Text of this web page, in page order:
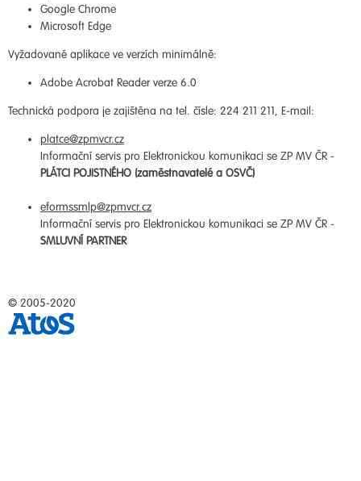
Google Chrome
Microsoft Edge
Vyžadované aplikace ve verzích minimálně:
Adobe Acrobat Reader verze 6.0
Technická podpora je zajištěna na tel. čísle: 224 211 211, E-mail:
platce@zpmvcr.cz
Informační servis pro Elektronickou komunikaci se ZP MV ČR -
PLÁTCI POJISTNÉHO (zaměstnavatelé a OSVČ)
eformssmlp@zpmvcr.cz
Informační servis pro Elektronickou komunikaci se ZP MV ČR -
SMLUVNÍ PARTNER
© 2005-2020